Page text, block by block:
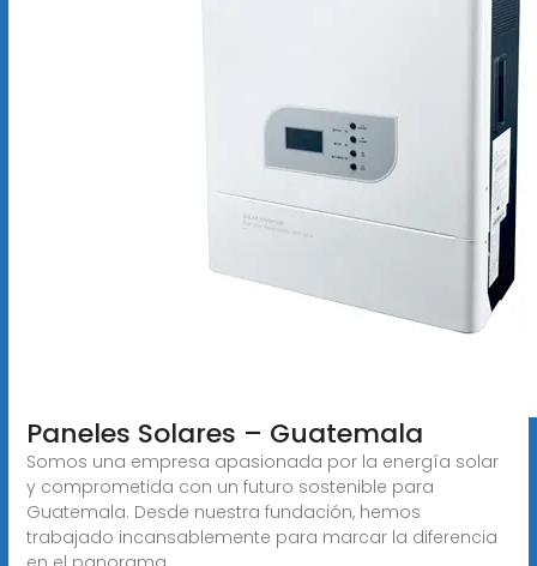
Paneles Solares – Guatemala
Somos una empresa apasionada por la energía solar
y comprometida con un futuro sostenible para
Guatemala. Desde nuestra fundación, hemos
trabajado incansablemente para marcar la diferencia